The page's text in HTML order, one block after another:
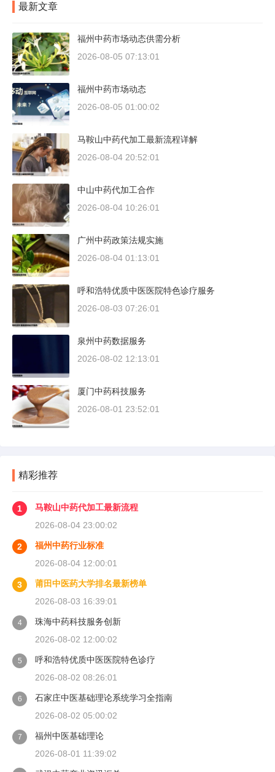
最新文章
福州中药市场动态供需分析
2026-08-05 07:13:01
福州中药市场动态
2026-08-05 01:00:02
马鞍山中药代加工最新流程详解
2026-08-04 20:52:01
中山中药代加工合作
2026-08-04 10:26:01
广州中药政策法规实施
2026-08-04 01:13:01
呼和浩特优质中医医院特色诊疗服务
2026-08-03 07:26:01
泉州中药数据服务
2026-08-02 12:13:01
厦门中药科技服务
2026-08-01 23:52:01
精彩推荐
1
马鞍山中药代加工最新流程
2026-08-04 23:00:02
2
福州中药行业标准
2026-08-04 12:00:01
3
莆田中医药大学排名最新榜单
2026-08-03 16:39:01
4
珠海中药科技服务创新
2026-08-02 12:00:02
5
呼和浩特优质中医医院特色诊疗
2026-08-02 08:26:01
6
石家庄中医基础理论系统学习全指南
2026-08-02 05:00:02
7
福州中医基础理论
2026-08-01 11:39:02